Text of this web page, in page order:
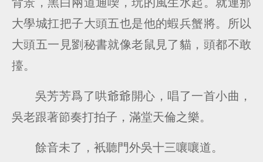
大學城扛把子大頭五也是他的蝦兵蟹將。所以
大頭五一見劉秘書就像老鼠見了貓，頭都不敢
擡。
吳芳芳爲了哄爺爺開心，唱了一首小曲，
吳老跟著節奏打拍子，滿堂天倫之樂。
餘音未了，衹聽門外吳十三嚷嚷道。